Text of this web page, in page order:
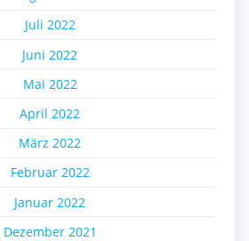
Juli 2022
Juni 2022
Mai 2022
April 2022
März 2022
Februar 2022
Januar 2022
Dezember 2021